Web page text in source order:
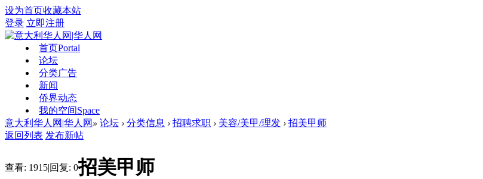
设为首页收藏本站
登录 立即注册
首页Portal
论坛
分类广告
新闻
侨界动态
我的空间Space
意大利华人网|华人网 » 论坛 › 分类信息 › 招聘求职 › 美容/美甲/理发 › 招美甲师
返回列表 发布新帖
查看: 1915|回复: 0招美甲师